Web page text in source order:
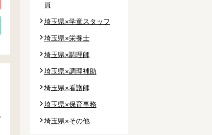
員
埼玉県×学童スタッフ
埼玉県×栄養士
埼玉県×調理師
埼玉県×調理補助
埼玉県×看護師
埼玉県×保育事務
埼玉県×その他